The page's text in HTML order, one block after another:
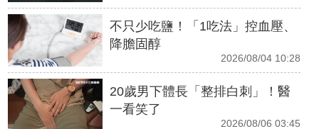
不只少吃鹽！「1吃法」控血壓、
降膽固醇
2026/08/04 10:28
20歲男下體長「整排白刺」！醫
一看笑了
2026/08/06 03:45